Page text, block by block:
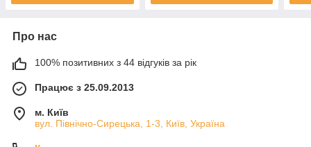
Про нас
100% позитивних з 44 відгуків за рік
Працює з 25.09.2013
м. Київ
вул. Північно-Сирецька, 1-3, Київ, Україна